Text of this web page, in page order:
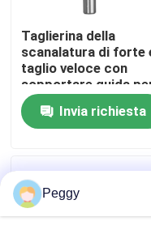
Contattici
Richieda una
Pezzo del router di
Punta per router
Taglierina della
scanalatura di forte
taglio veloce con
sopportare guida
la scanalatura del
compensatoInvia richiesta
Peggy